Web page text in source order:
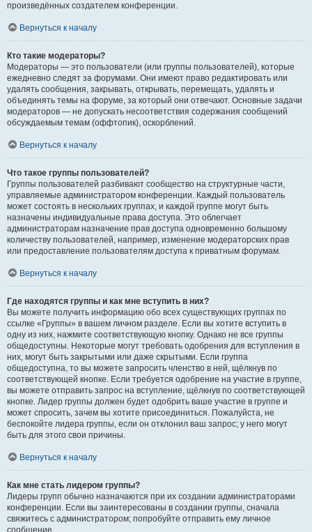
произведённых создателем конференции.
Вернуться к началу
Кто такие модераторы?
Модераторы — это пользователи (или группы пользователей), которые
ежедневно следят за форумами. Они имеют право редактировать или
удалять сообщения, закрывать, открывать, перемещать, удалять и
объединять темы на форуме, за который они отвечают. Основные задачи
модераторов — не допускать несоответствия содержания сообщений
обсуждаемым темам (оффтопик), оскорблений.
Вернуться к началу
Что такое группы пользователей?
Группы пользователей разбивают сообщество на структурные части,
управляемые администратором конференции. Каждый пользователь
может состоять в нескольких группах, и каждой группе могут быть
назначены индивидуальные права доступа. Это облегчает
администраторам назначение прав доступа одновременно большому
количеству пользователей, например, изменение модераторских прав
или предоставление пользователям доступа к приватным форумам.
Вернуться к началу
Где находятся группы и как мне вступить в них?
Вы можете получить информацию обо всех существующих группах по
ссылке «Группы» в вашем личном разделе. Если вы хотите вступить в
одну из них, нажмите соответствующую кнопку. Однако не все группы
общедоступны. Некоторые могут требовать одобрения для вступления в
них, могут быть закрытыми или даже скрытыми. Если группа
общедоступна, то вы можете запросить членство в ней, щёлкнув по
соответствующей кнопке. Если требуется одобрение на участие в группе,
вы можете отправить запрос на вступление, щёлкнув по соответствующей
кнопке. Лидер группы должен будет одобрить ваше участие в группе и
может спросить, зачем вы хотите присоединиться. Пожалуйста, не
беспокойте лидера группы, если он отклонил ваш запрос; у него могут
быть для этого свои причины.
Вернуться к началу
Как мне стать лидером группы?
Лидеры групп обычно назначаются при их создании администраторами
конференции. Если вы заинтересованы в создании группы, сначала
свяжитесь с администратором; попробуйте отправить ему личное
сообщение.